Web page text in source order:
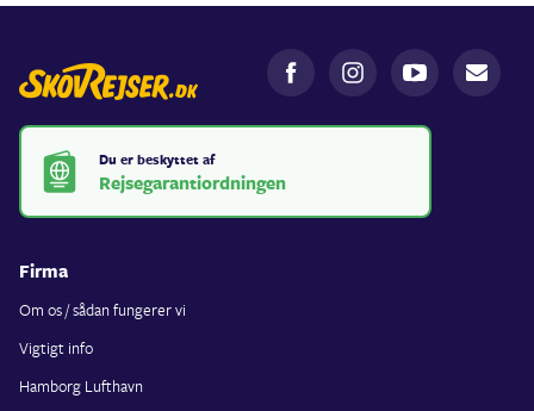
Du er beskyttet af
Rejsegarantiordningen
Firma
Om os / sådan fungerer vi
Vigtigt info
Hamborg Lufthavn